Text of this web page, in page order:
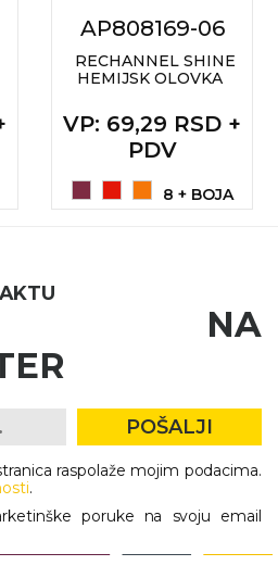
AP808169-06
RECHANNEL SHINE
HEMIJSK OLOVKA
VP: 69,29 RSD +
PDV
8 + BOJA
NA
POŠALJI
raspolaže mojim podacima.
.
poruke na svoju email